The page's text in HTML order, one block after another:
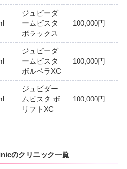
ジュピーダ
ームビスタ
ボラックス
100,000円
ジュピーダ
ームビスタ
ボルベラXC
100,000円
ジュビダー
ムビスタ ボ
リフトXC
100,000円
のクリニック一覧